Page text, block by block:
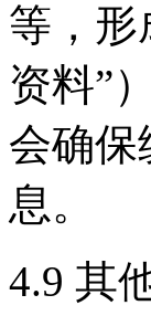
等，形
资料”
会确保
息。
4.9 其